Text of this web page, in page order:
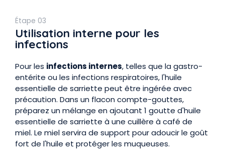
Étape 03
Utilisation interne pour les
infections
Pour les infections internes, telles que la gastro-
entérite ou les infections respiratoires, l'huile
essentielle de sarriette peut être ingérée avec
précaution. Dans un flacon compte-gouttes,
préparez un mélange en ajoutant 1 goutte d'huile
essentielle de sarriette à une cuillère à café de
miel. Le miel servira de support pour adoucir le goût
fort de l'huile et protéger les muqueuses.